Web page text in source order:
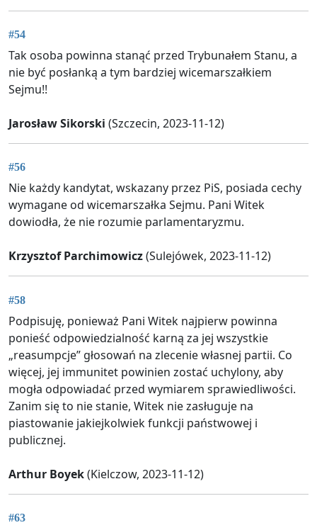
#54
Tak osoba powinna stanąć przed Trybunałem Stanu, a
nie być posłanką a tym bardziej wicemarszałkiem
Sejmu!!
Jarosław Sikorski (Szczecin, 2023-11-12)
#56
Nie każdy kandytat, wskazany przez PiS, posiada cechy
wymagane od wicemarszałka Sejmu. Pani Witek
dowiodła, że nie rozumie parlamentaryzmu.
Krzysztof Parchimowicz(Sulejówek, 2023-11-12)
#58
Podpisuję, ponieważ Pani Witek najpierw powinna
ponieść odpowiedzialność karną za jej wszystkie
„reasumpcje” głosowań na zlecenie własnej partii. Co
więcej, jej immunitet powinien zostać uchylony, aby
mogła odpowiadać przed wymiarem sprawiedliwości.
Zanim się to nie stanie, Witek nie zasługuje na
piastowanie jakiejkolwiek funkcji państwowej i
publicznej.
Arthur Boyek(Kielczow, 2023-11-12)
#63